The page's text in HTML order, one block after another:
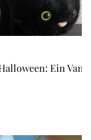
Graf Dackula